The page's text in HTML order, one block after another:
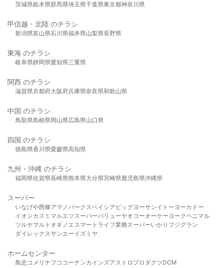
茨城県栃木県群馬県埼玉県千葉県東京都神奈川県
甲信越・北陸 のチラシ
新潟県富山県石川県福井県山梨県長野県
東海 のチラシ
岐阜県静岡県愛知県三重県
関西 のチラシ
滋賀県京都府大阪府兵庫県奈良県和歌山県
中国 のチラシ
鳥取県島根県岡山県広島県山口県
四国 のチラシ
徳島県香川県愛媛県高知県
九州・沖縄 のチラシ
福岡県佐賀県長崎県熊本県大分県宮崎県鹿児島県沖縄県
スーパー
いなげや西條アマノパークスベイシア ビッグヨーサンイトーヨーカドー
イオンカスミ マルエツスーパーバリューヤオコーオーケー ヨークベニマル
ツルヤマルト オギノ エスマート ライフ業務スーパーいかり フジグラン
ダイレックスサンエーイズミヤ
ホームセンター
島忠 コメリ ナフコ コーナンカインズアストロプロダクツDCM